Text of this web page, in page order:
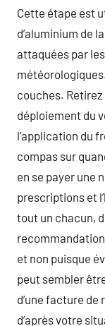
Cette étape est
d’aluminium de
attaquées par
couches.
déploiement du
l’application du
compas sur
en se payer une
prescriptions et
tout un chacun,
et non puisque
peut sembler
d’une facture
d’après votre